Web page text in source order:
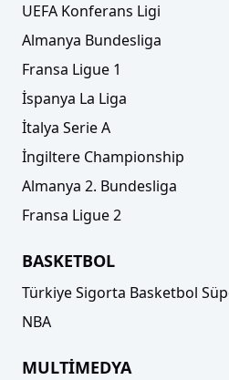
UEFA Konferans Ligi
Almanya Bundesliga
Fransa Ligue 1
İspanya La Liga
İtalya Serie A
İngiltere Championship
Almanya 2. Bundesliga
Fransa Ligue 2
BASKETBOL
Türkiye Sigorta Basketbol
NBA
MULTİMEDYA